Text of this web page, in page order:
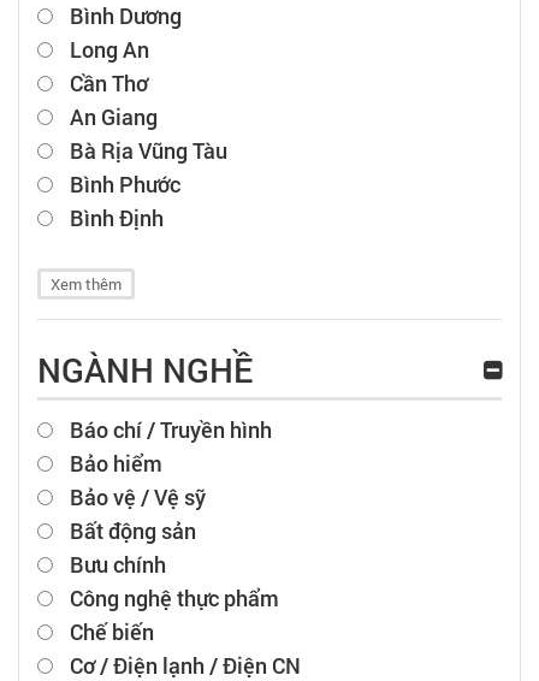
Bình Dương
Long An
Cần Thơ
An Giang
Bà Rịa Vũng Tàu
Bình Phước
Bình Định
Xem thêm
NGÀNH NGHỀ
Báo chí / Truyền hình
Bảo hiểm
Bảo vệ / Vệ sỹ
Bất động sản
Bưu chính
Công nghệ thực phẩm
Chế biến
Cơ / Điện lạnh / Điện CN